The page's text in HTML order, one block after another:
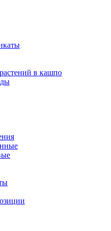
в кашпо